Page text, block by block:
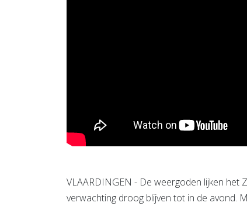
VLAARDINGEN - De weergoden lijken het
verwachting droog blijven tot in de avond.